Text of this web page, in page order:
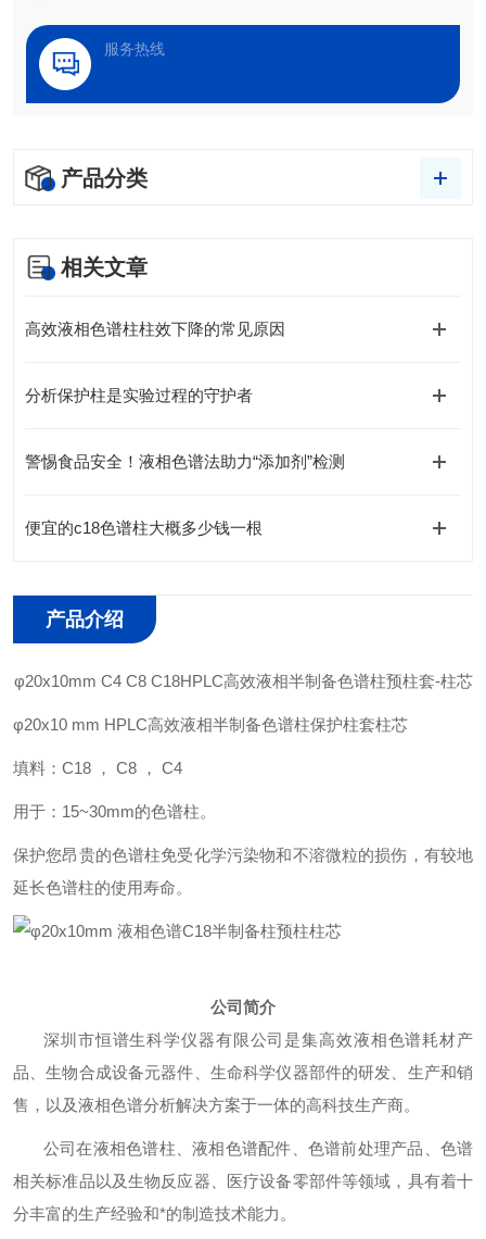
服务热线
产品分类
相关文章
高效液相色谱柱柱效下降的常见原因
分析保护柱是实验过程的守护者
警惕食品安全！液相色谱法助力“添加剂”检测
便宜的c18色谱柱大概多少钱一根
产品介绍
φ20x10mm C4 C8 C18HPLC高效液相半制备色谱柱预柱套-柱芯
φ20x10 mm HPLC高效液相半制备色谱柱保护柱套柱芯
填料：C18 ， C8 ， C4
用于：15~30mm的色谱柱。
保护您昂贵的色谱柱免受化学污染物和不溶微粒的损伤，有较地
延长色谱柱的使用寿命。
公司简介
深圳市恒谱生科学仪器有限公司是集高效液相色谱耗材产
品、生物合成设备元器件、生命科学仪器部件的研发、生产和销
售，以及液相色谱分析解决方案于一体的高科技生产商。
公司在液相色谱柱、液相色谱配件、色谱前处理产品、色谱
相关标准品以及生物反应器、医疗设备零部件等领域，具有着十
分丰富的生产经验和*的制造技术能力。